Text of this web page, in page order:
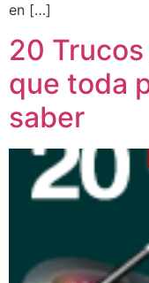
en […]
20
que toda
saber